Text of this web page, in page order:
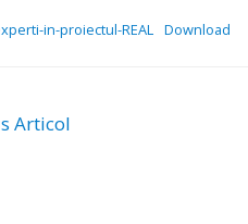
in-proiectul-REAL Download
Articol